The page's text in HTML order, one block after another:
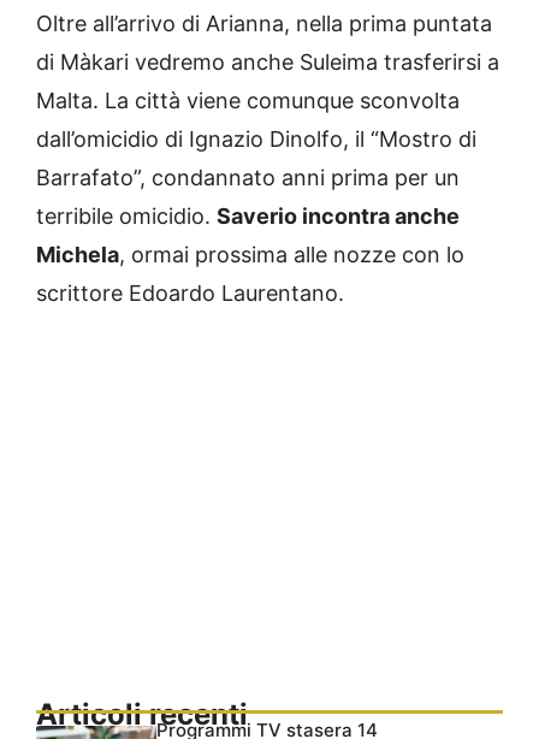
Oltre all’arrivo di Arianna, nella prima puntata
di Màkari vedremo anche Suleima trasferirsi a
Malta. La città viene comunque sconvolta
dall’omicidio di Ignazio Dinolfo, il “Mostro di
Barrafato”, condannato anni prima per un
terribile omicidio. Saverio incontra anche
Michela, ormai prossima alle nozze con lo
scrittore Edoardo Laurentano.
Articoli recentiProgrammi TV stasera 14